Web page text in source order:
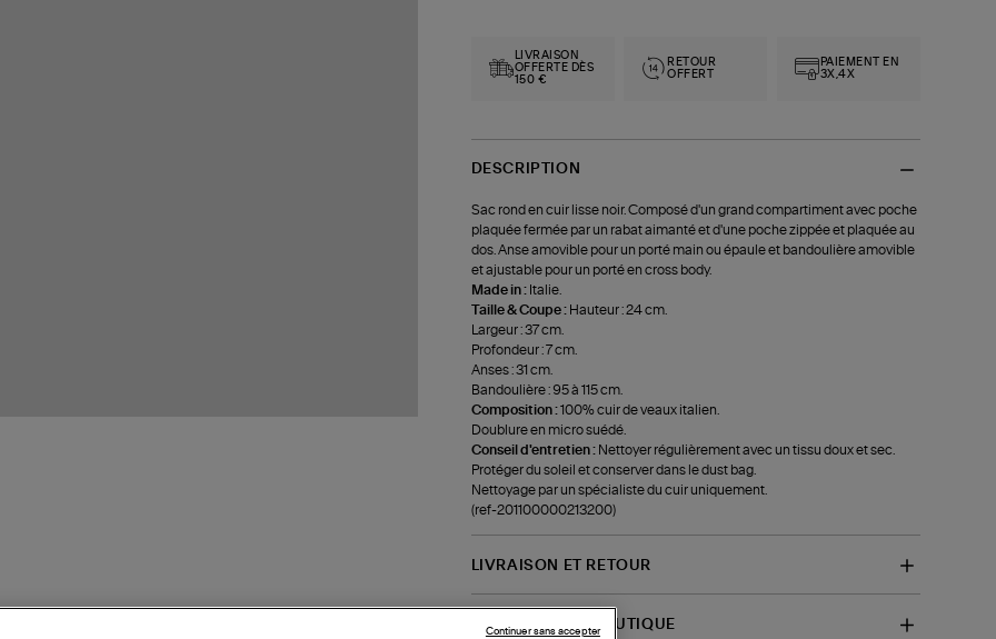
LIVRAISON
OFFERTE DÈS
150 €
RETOUR
OFFERT
PAIEMENT EN
3X,4X
DESCRIPTION
Sac rond en cuir lisse noir. Composé d'un grand compartiment avec poche
plaquée fermée par un rabat aimanté et d'une poche zippée et plaquée au
dos. Anse amovible pour un porté main ou épaule et bandoulière amovible
et ajustable pour un porté en cross body.
Made in : Italie.
Taille & Coupe : Hauteur : 24 cm.
Largeur : 37 cm.
Profondeur : 7 cm.
Anses : 31 cm.
Bandoulière : 95 à 115 cm.
Composition :100% cuir de veaux italien.
Doublure en micro suédé.
Conseil d'entretien : Nettoyer régulièrement avec un tissu doux et sec.
Protéger du soleil et conserver dans le dust bag.
Nettoyage par un spécialiste du cuir uniquement.
(ref-201100000213200)
LIVRAISON ET RETOUR
DISPONIBILITÉ BOUTIQUE
Continuer sans accepter